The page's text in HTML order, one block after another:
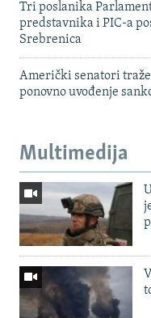
Tri poslanika
predstavnika i PIC-a
Srebrenica
Američki senatori
ponovno uvođenje
Multimedija